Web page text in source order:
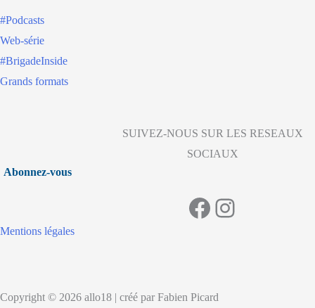
#Podcasts
Web-série
#BrigadeInside
Grands formats
Abonnez-vous
SUIVEZ-NOUS SUR LES RESEAUX
SOCIAUX
Facebook
Instagram
Mentions légales
Copyright © 2026 allo18 | créé par Fabien Picard